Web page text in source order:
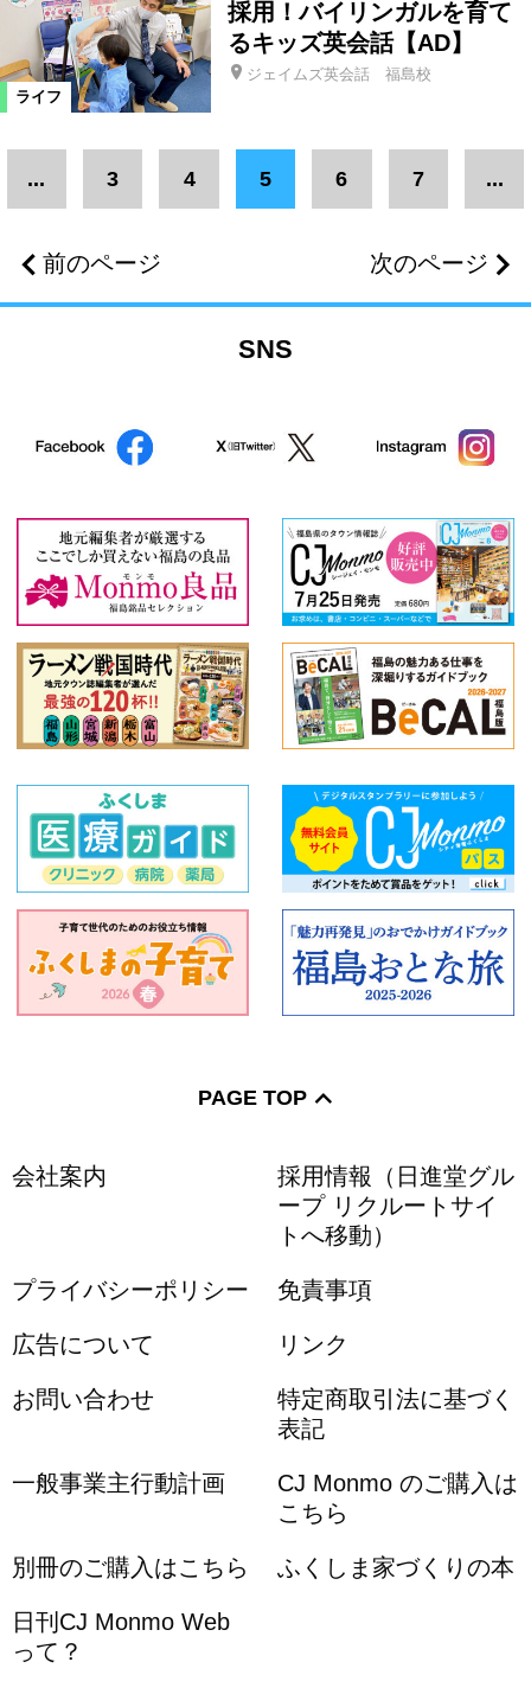
ライフ
採用！バイリンガルを育て
るキッズ英会話【AD】
ジェイムズ英会話 福島校
前のページ
... 3 4 5 6 7 ...
次のページ
SNS
PAGE TOP
会社案内
採用情報（日進堂グル
ープ リクルートサイ
トへ移動）
プライバシーポリシー 免責事項
広告について リンク
お問い合わせ
特定商取引法に基づく
表記
一般事業主行動計画
CJ Monmo のご購入は
こちら
別冊のご購入はこちら ふくしま家づくりの本
日刊CJ Monmo Web
って？